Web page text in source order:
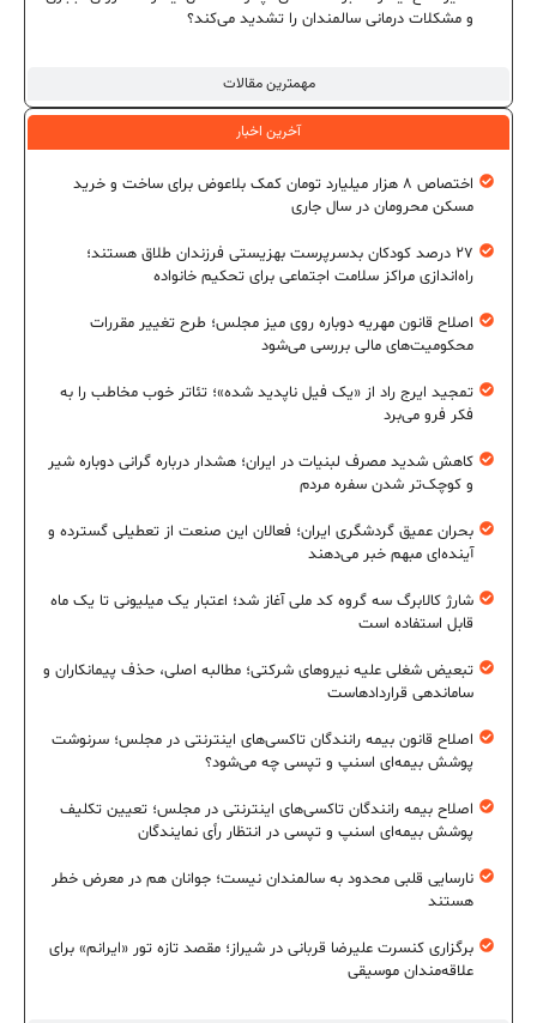
مهمترین مقالات
و مشکلات درمانی سالمندان را تشدید می‌کند؟
آخرین اخبار
اختصاص ۸ هزار میلیارد تومان کمک بلاعوض برای ساخت و خرید
مسکن محرومان در سال جاری
۲۷ درصد کودکان بدسرپرست بهزیستی فرزندان طلاق هستند؛
راه‌اندازی مراکز سلامت اجتماعی برای تحکیم خانواده
اصلاح قانون مهریه دوباره روی میز مجلس؛ طرح تغییر مقررات
محکومیت‌های مالی بررسی می‌شود
تمجید ایرج راد از «یک فیل ناپدید شده»؛ تئاتر خوب مخاطب را به
فکر فرو می‌برد
کاهش شدید مصرف لبنیات در ایران؛ هشدار درباره گرانی دوباره شیر
و کوچک‌تر شدن سفره مردم
بحران عمیق گردشگری ایران؛ فعالان این صنعت از تعطیلی گسترده و
آینده‌ای مبهم خبر می‌دهند
شارژ کالابرگ سه گروه کد ملی آغاز شد؛ اعتبار یک میلیونی تا یک ماه
قابل استفاده است
تبعیض شغلی علیه نیروهای شرکتی؛ مطالبه اصلی، حذف پیمانکاران و
ساماندهی قراردادهاست
اصلاح قانون بیمه رانندگان تاکسی‌های اینترنتی در مجلس؛ سرنوشت
پوشش بیمه‌ای اسنپ و تپسی چه می‌شود؟
اصلاح بیمه رانندگان تاکسی‌های اینترنتی در مجلس؛ تعیین تکلیف
پوشش بیمه‌ای اسنپ و تپسی در انتظار رأی نمایندگان
نارسایی قلبی محدود به سالمندان نیست؛ جوانان هم در معرض خطر
هستند
برگزاری کنسرت علیرضا قربانی در شیراز؛ مقصد تازه تور «ایرانم» برای
علاقه‌مندان موسیقی